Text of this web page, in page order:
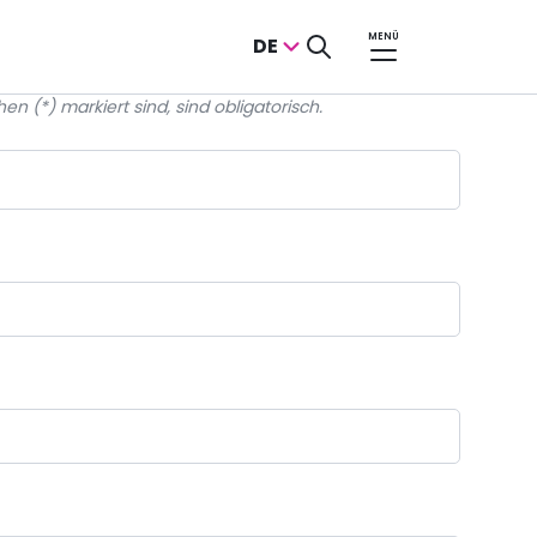
DE MENÜ
(*) markiert sind, sind obligatorisch.